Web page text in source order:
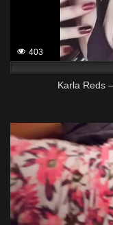
403
Karla Reds